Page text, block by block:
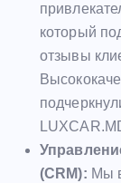
который
отзывы
(CRM): Мы